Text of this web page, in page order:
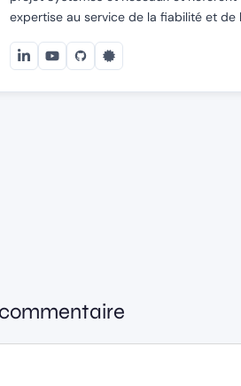
expertise au service de la fiabilité et